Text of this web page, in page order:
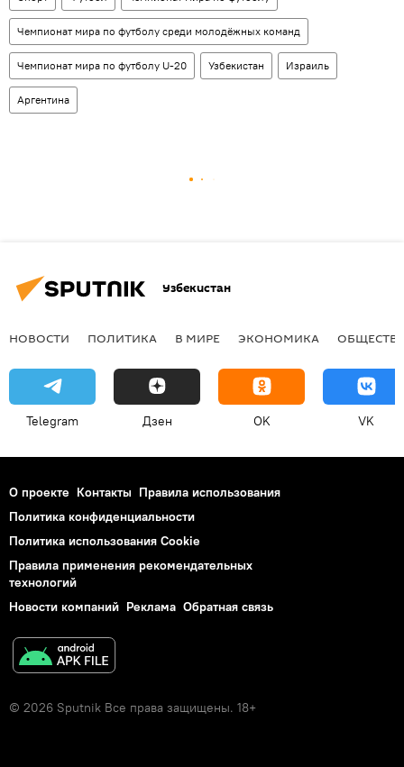
Чемпионат мира по футболу среди молодёжных команд
Чемпионат мира по футболу U-20 Узбекистан Израиль
Аргентина
Узбекистан
НОВОСТИ ПОЛИТИКА В МИРЕ ЭКОНОМИКА
Telegram Дзен OK VK
О проекте Контакты Правила использования
Политика конфиденциальности
Политика использования Cookie
Правила применения рекомендательных
технологий
Новости компаний Реклама Обратная связь
© 2026 Sputnik Все права защищены. 18+